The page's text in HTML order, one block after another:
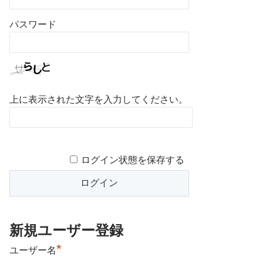
パスワード
上に表示された文字を入力してください。
ログイン状態を保存する
新規ユーザー登録
ユーザー名*